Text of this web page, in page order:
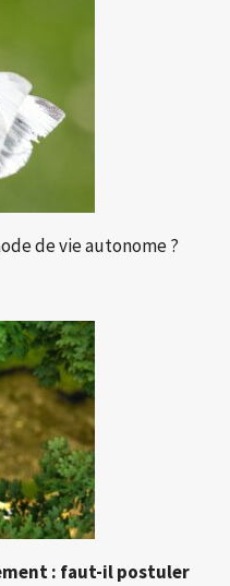
de vie autonome ?
: faut-il postuler